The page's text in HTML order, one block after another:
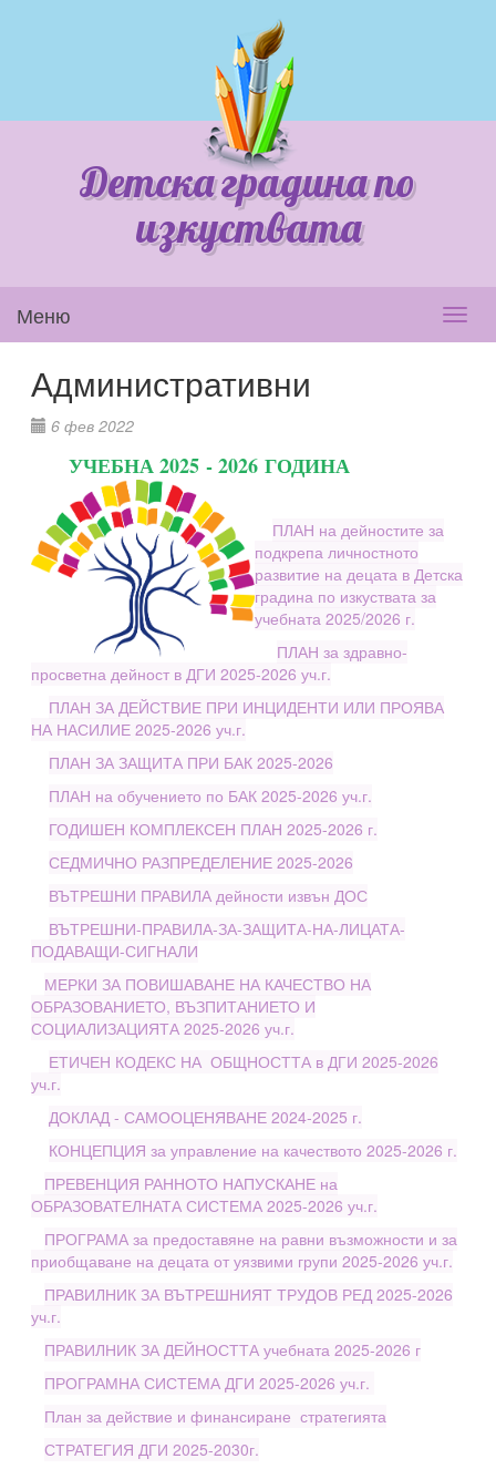
Детска градина по
изкуствата
Меню
Административни
6 фев 2022
УЧЕБНА 2025 - 2026 ГОДИНА
ПЛАН на дейностите за
подкрепа личностното
развитие на децата в Детска
градина по изкуствата за
учебната 2025/2026 г.
ПЛАН за здравно-
просветна дейност в ДГИ 2025-2026 уч.г.
ПЛАН ЗА ДЕЙСТВИЕ ПРИ ИНЦИДЕНТИ ИЛИ ПРОЯВА
НА НАСИЛИЕ 2025-2026 уч.г.
ПЛАН ЗА ЗАЩИТА ПРИ БАК 2025-2026
ПЛАН на обучението по БАК 2025-2026 уч.г.
ГОДИШЕН КОМПЛЕКСЕН ПЛАН 2025-2026 г.
СЕДМИЧНО РАЗПРЕДЕЛЕНИЕ 2025-2026
ВЪТРЕШНИ ПРАВИЛА дейности извън ДОС
ВЪТРЕШНИ-ПРАВИЛА-ЗА-ЗАЩИТА-НА-ЛИЦАТА-
ПОДАВАЩИ-СИГНАЛИ
МЕРКИ ЗА ПОВИШАВАНЕ НА КАЧЕСТВО НА
ОБРАЗОВАНИЕТО, ВЪЗПИТАНИЕТО И
СОЦИАЛИЗАЦИЯТА 2025-2026 уч.г.
ЕТИЧЕН КОДЕКС НА ОБЩНОСТТА в ДГИ 2025-2026
уч.г.
ДОКЛАД - САМООЦЕНЯВАНЕ 2024-2025 г.
КОНЦЕПЦИЯ за управление на качеството 2025-2026 г.
ПРЕВЕНЦИЯ РАННОТО НАПУСКАНЕ на
ОБРАЗОВАТЕЛНАТА СИСТЕМА 2025-2026 уч.г.
ПРОГРАМА за предоставяне на равни възможности и за
приобщаване на децата от уязвими групи 2025-2026 уч.г.
ПРАВИЛНИК ЗА ВЪТРЕШНИЯТ ТРУДОВ РЕД 2025-2026
уч.г.
ПРАВИЛНИК ЗА ДЕЙНОСТТА учебната 2025-2026 г
ПРОГРАМНА СИСТЕМА ДГИ 2025-2026 уч.г.
План за действие и финансиране стратегията
СТРАТЕГИЯ ДГИ 2025-2030г.